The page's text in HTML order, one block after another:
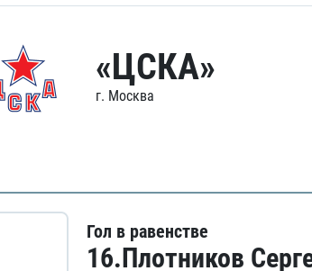
«ЦСКА»
г. Москва
Гол в равенстве
16.Плотников